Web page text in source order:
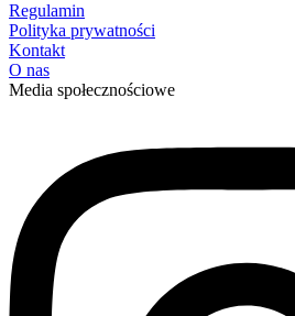
Regulamin
Polityka prywatności
Kontakt
O nas
Media społecznościowe